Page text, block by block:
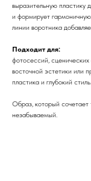
выразительную пластику
и формирует
линии воротника
Подходит для:
фотосессий,
восточной эстетики или
пластика и глубокий стиль.
Образ, который
незабываемый.